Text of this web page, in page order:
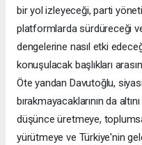
bir yol izleyeceği, parti
platformlarda sürdüreceği
dengelerine nasıl etki
konuşulacak başlıkları
Öte yandan Davutoğlu,
bırakmayacaklarının da
düşünce üretmeye,
yürütmeye ve Türkiye'nin